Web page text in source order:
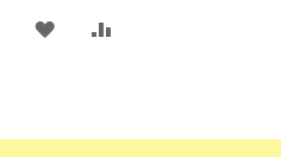
SPARA